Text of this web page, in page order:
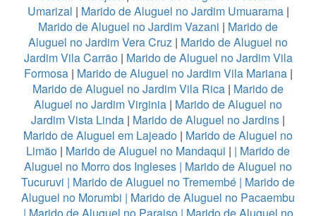
Umarizal | Marido de Aluguel no Jardim Umuarama|
Marido de Aluguel no Jardim Vazani | Marido de
Aluguel no Jardim Vera Cruz | Marido de Aluguel no
Jardim Vila Carrão| Marido de Aluguel no Jardim Vila
Formosa| Marido de Aluguel no Jardim Vila Mariana|
Marido de Aluguel no Jardim Vila Rica | Marido de
Aluguel no Jardim Virginia | Marido de Aluguel no
Jardim Vista Linda | Marido de Aluguel no Jardins |
Marido de Aluguel em Lajeado | Marido de Aluguel no
Limão | Marido de Aluguel no Mandaqui | | Marido de
Aluguel no Morro dos Ingleses | Marido de Aluguel no
Tucuruvi | Marido de Aluguel no Tremembé | Marido de
Aluguel no Morumbi | Marido de Aluguel no Pacaembu